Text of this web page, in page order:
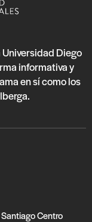
Diego
informativa y
en sí como los
Centro